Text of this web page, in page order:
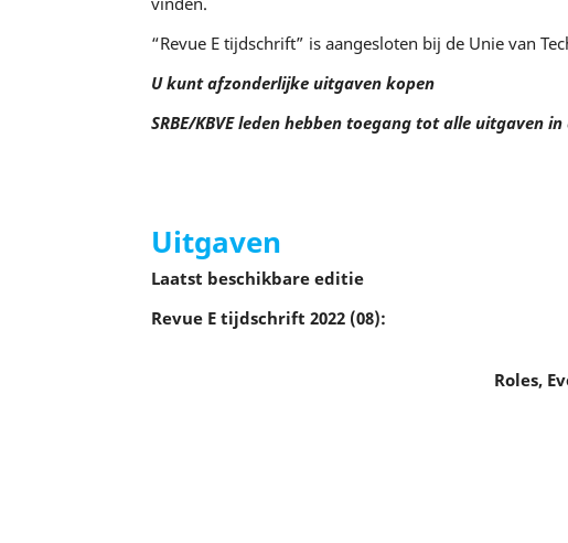
“Revue E tijdschrift” is aangesloten bij de Unie van
U kunt afzonderlijke uitgaven kopen
SRBE/KBVE leden hebben toegang tot alle uitgaven
Uitgaven
Laatst beschikbare editie
Revue E tijdschrift 2022 (08):
Roles,